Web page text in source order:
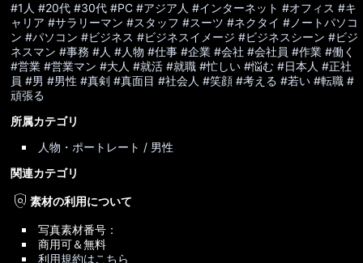
#1人 #20代 #30代 #PC #アジア人 #インターネット #オフィス #キ
ャリア #サラリーマン #スタッフ #スーツ #ネクタイ #ノートパソコ
ン #パソコン #ビジネス #ビジネスイメージ #ビジネスシーン #ビジ
ネスマン #事務 #人 #人物 #仕事 #企業 #会社 #会社員 #作業 #働く
#営業 #営業マン #大人 #就活 #就職 #忙しい #悩む #日本人 #正社
員 #男 #男性 #真剣 #真面目 #社会人 #笑顔 #考える #若い #転職 #
頑張る
所属カテゴリ
人物・ポートレート / 男性
関連カテゴリ
policy素材の利用について
写真素材番号：
商用可＆無料
利用規約はこちら